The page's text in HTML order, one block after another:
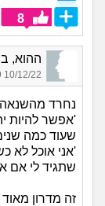
8
ההוא, בן 26,
10/12/22 00:49
נחרד מהשנאה
'אפשר להיות
שעוד כמה
'אני אוכל לא
שתגיד לי אם
זה מדרון